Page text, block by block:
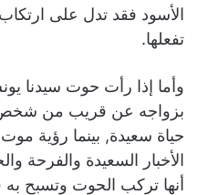
الأسود فقد تدل على
تفعلها.
وأما إذا رأت حوت سيدنا
بزواجه عن قريب من
حياة سعيدة, بينما رؤية
الأخبار السعيدة والفرحة
أنها تركب الحوت وتسبح به